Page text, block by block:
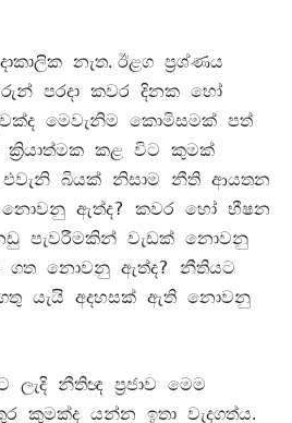
නැත. ඊළග ප්‍රශ්ණය
පරදා කවර දිනක හෝ
මෙවැනිම කොමිසමක් පත්
ක්‍රියාත්මක කළ විට කුමක්
එවැනි බියක් නිසාම නීති ආයතන
නොවනු ඇත්ද? කවර හෝ භීෂන
පැවරීමකින් වැඩක් නොවනු
ගත නොවනු ඇත්ද? නීතියට
යැයි අදහසක් ඇති නොවනු
ලැදි නීතිඥ ප්‍රජාව මෙම
කුමක්ද යන්න ඉතා වැදගත්ය.